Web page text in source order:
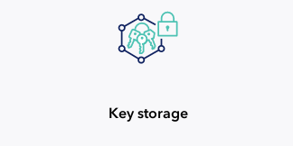
Key storage